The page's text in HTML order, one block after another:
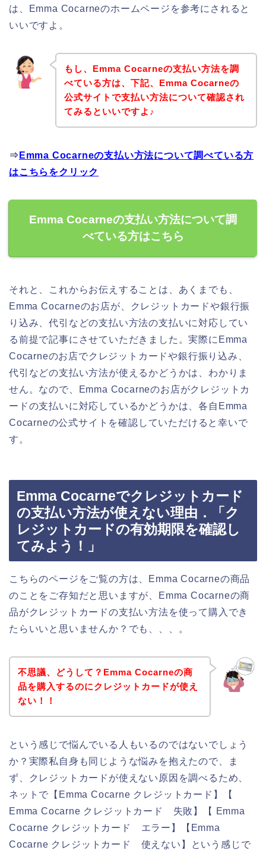
は、Emma Cocarneのホームページを参考にされると
いいですよ。
もし、Emma Cocarneの支払い方法を調
べている方は、下記、Emma Cocarneの
公式サイトで支払い方法について確認され
てみるといいですよ♪
⇒ Emma Cocarneの支払い方法について調べている方
はこちらをクリック
Emma Cocarneの支払い方法について調
べている方はこちら
それと、これからお伝えすることは、あくまでも、
Emma Cocarneのお店が、クレジットカードや銀行振
り込み、代引などの支払い方法の支払いに対応してい
る前提で記事にさせていただきました。実際にEmma
Cocarneのお店でクレジットカードや銀行振り込み、
代引などの支払い方法が使えるかどうかは、わかりま
せん。なので、Emma Cocarneのお店がクレジットカ
ードの支払いに対応しているかどうかは、各自Emma
Cocarneの公式サイトを確認していただけると幸いで
す。
Emma Cocarneでクレジットカード
の支払い方法が使えない理由．「ク
レジットカードの有効期限を確認し
てみよう！」
こちらのページをご覧の方は、Emma Cocarneの商品
のことをご存知だと思いますが、Emma Cocarneの商
品がクレジットカードの支払い方法を使って購入でき
たらいいと思いませんか？でも、、、。
不思議、どうして？Emma Cocarneの商
品を購入するのにクレジットカードが使え
ない！！
という感じで悩んでいる人もいるのではないでしょう
か？実際私自身も同じような悩みを抱えたので、ま
ず、クレジットカードが使えない原因を調べるため、
ネットで【Emma Cocarne クレジットカード】【
Emma Cocarne クレジットカード 失敗】【 Emma
Cocarne クレジットカード エラー】【Emma
Cocarne クレジットカード 使えない】という感じで